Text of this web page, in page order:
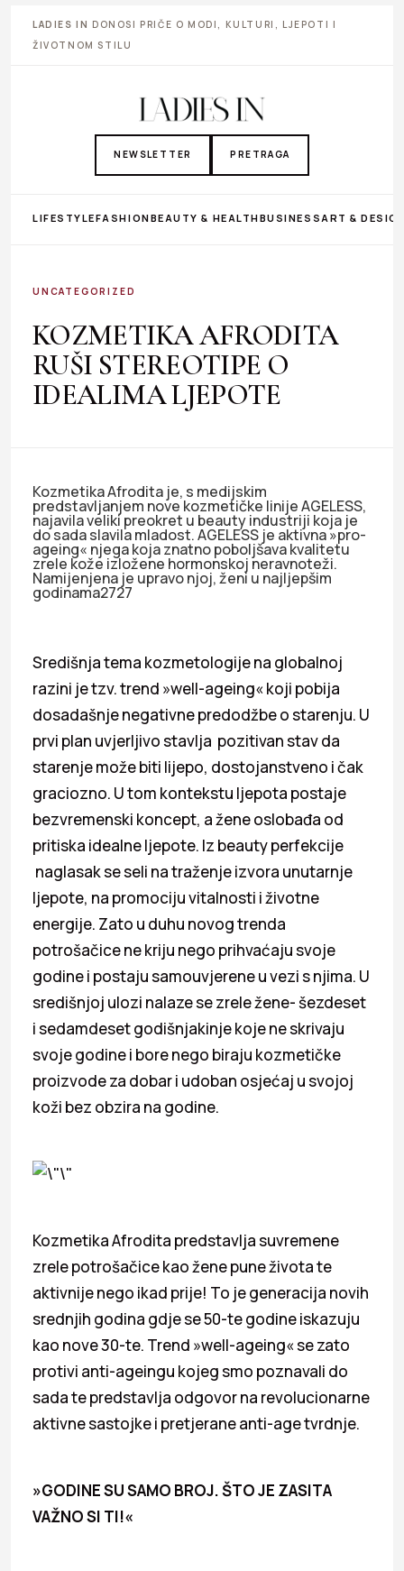
LADIES IN DONOSI PRIČE O MODI, KULTURI, LJEPOTI I
ŽIVOTNOM STILU
NEWSLETTER PRETRAGA
LIFESTYLEFASHIONBEAUTY & HEALTHBUSINESS ART &
UNCATEGORIZED
KOZMETIKA AFRODITA
RUŠI STEREOTIPE O
IDEALIMA LJEPOTE
Kozmetika Afrodita je, s medijskim
predstavljanjem nove kozmetičke linije AGELESS,
najavila veliki preokret u beauty industriji koja je
do sada slavila mladost. AGELESS je aktivna »pro-
ageing« njega koja znatno poboljšava kvalitetu
zrele kože izložene hormonskoj neravnoteži.
Namijenjena je upravo njoj, ženi u najljepšim
godinama2727
Središnja tema kozmetologije na globalnoj
razini je tzv. trend »well-ageing« koji pobija
dosadašnje negativne predodžbe o starenju. U
prvi plan uvjerljivo stavlja pozitivan stav da
starenje može biti lijepo, dostojanstveno i čak
graciozno. U tom kontekstu ljepota postaje
bezvremenski koncept, a žene oslobađa od
pritiska idealne ljepote. Iz beauty perfekcije
naglasak se seli na traženje izvora unutarnje
ljepote, na promociju vitalnosti i životne
energije. Zato u duhu novog trenda
potrošačice ne kriju nego prihvaćaju svoje
godine i postaju samouvjerene u vezi s njima. U
središnjoj ulozi nalaze se zrele žene- šezdeset
i sedamdeset godišnjakinje koje ne skrivaju
svoje godine i bore nego biraju kozmetičke
proizvode za dobar i udoban osjećaj u svojoj
koži bez obzira na godine.
Kozmetika Afrodita predstavlja suvremene
zrele potrošačice kao žene pune života te
aktivnije nego ikad prije! To je generacija novih
srednjih godina gdje se 50-te godine iskazuju
kao nove 30-te. Trend »well-ageing« se zato
protivi anti-ageingu kojeg smo poznavali do
sada te predstavlja odgovor na revolucionarne
aktivne sastojke i pretjerane anti-age tvrdnje.
»GODINE SU SAMO BROJ. ŠTO JE ZASITA
VAŽNO SI TI!«